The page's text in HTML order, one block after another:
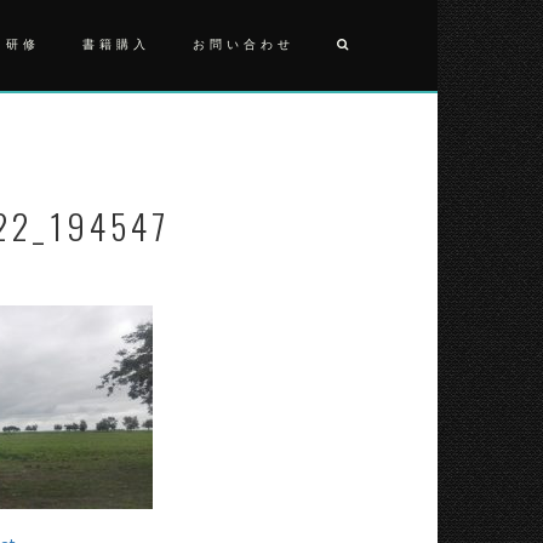
修 書籍購入 お問い合わせ
投
稿
ナ
ビ
ゲ
ー
シ
ョ
ン